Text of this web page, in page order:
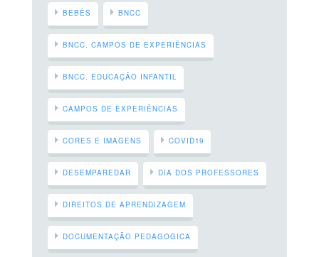
BEBÊS BNCC
BNCC. CAMPOS DE EXPERIÊNCIAS
BNCC. EDUCAÇÃO INFANTIL
CAMPOS DE EXPERIÊNCIAS
CORES E IMAGENS COVID19
DESEMPAREDAR DIA DOS PROFESSORES
DIREITOS DE APRENDIZAGEM
DOCUMENTAÇÃO PEDAGOGICA